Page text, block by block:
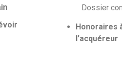
Dossier
Honoraires
l’acquéreur